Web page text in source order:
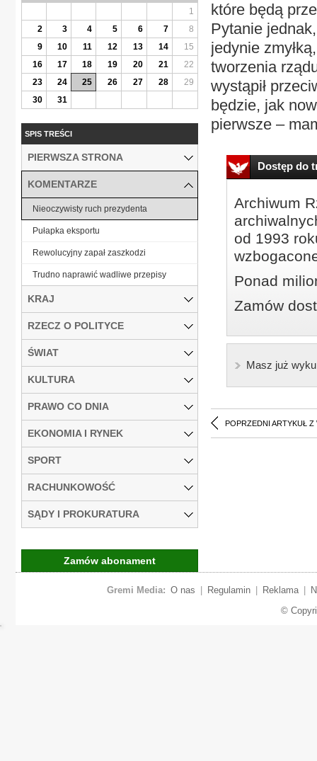
które będą
Pytanie
jedynie
tworzenia
wystąpił
będzie, jak
pierwsze –
Dostęp do
Archiwum
od 1993
Ponad
Zamów
Masz już
POPRZEDNI ARTYKUŁ Z
1
2
3 4 5 6 7
8
9
10 11 12 13 14
15
16
17 18 19 20 21
22
23
24 25 26 27 28
29
30
31
SPIS TREŚCI
PIERWSZA STRONA
KOMENTARZE
Nieoczywisty ruch prezydenta
Pułapka eksportu
Rewolucyjny zapał zaszkodzi
Trudno naprawić wadliwe przepisy
KRAJ
RZECZ O POLITYCE
ŚWIAT
KULTURA
PRAWO CO DNIA
EKONOMIA I RYNEK
SPORT
RACHUNKOWOŚĆ
SĄDY I PROKURATURA
Zamów abonament
Gremi Media: O nas Regulamin Reklama
©